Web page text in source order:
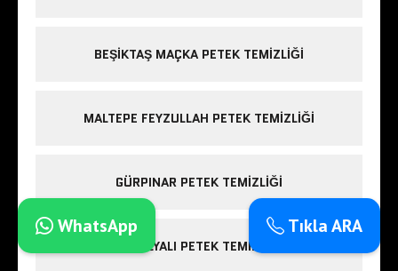
BEŞIKTAŞ MAÇKA PETEK TEMIZLIĞI
MALTEPE FEYZULLAH PETEK TEMIZLIĞI
GÜRPINAR PETEK TEMIZLIĞI
GÜZELYALI PETEK TEMIZLIĞI
Tıkla ARA
WhatsApp